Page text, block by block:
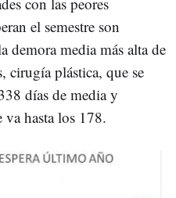
el semestre son
demora media más alta de
cirugía plástica, que se
días de media y
hasta los 178.